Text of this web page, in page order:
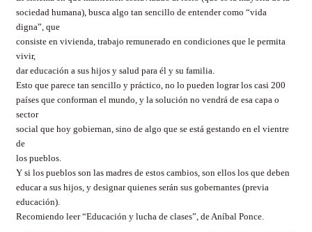
sociedad humana), busca algo tan sencillo de entender como “vida
digna”, que
consiste en vivienda, trabajo remunerado en condiciones que le permita
vivir,
dar educación a sus hijos y salud para él y su familia.
Esto que parece tan sencillo y práctico, no lo pueden lograr los casi 200
países que conforman el mundo, y la solución no vendrá de esa capa o
sector
social que hoy gobiernan, sino de algo que se está gestando en el vientre
de
los pueblos.
Y si los pueblos son las madres de estos cambios, son ellos los que deben
educar a sus hijos, y designar quienes serán sus gobernantes (previa
educación).
Recomiendo leer “Educación y lucha de clases”, de Aníbal Ponce.